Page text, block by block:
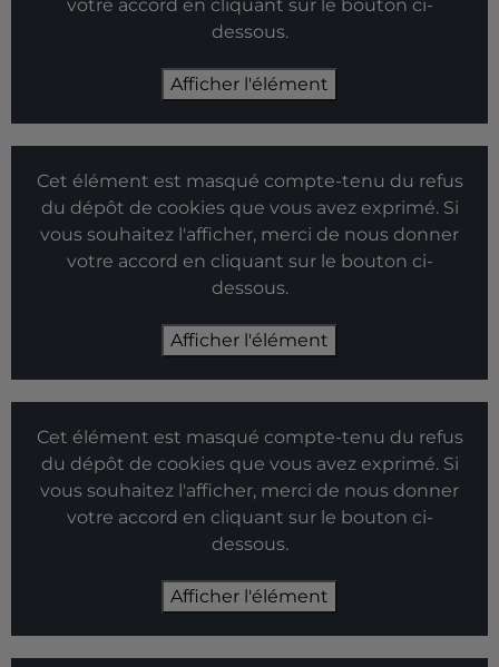
votre accord en cliquant sur le bouton ci-
dessous.
Afficher l'élément
Cet élément est masqué compte-tenu du refus
du dépôt de cookies que vous avez exprimé. Si
vous souhaitez l'afficher, merci de nous donner
votre accord en cliquant sur le bouton ci-
dessous.
Afficher l'élément
Cet élément est masqué compte-tenu du refus
du dépôt de cookies que vous avez exprimé. Si
vous souhaitez l'afficher, merci de nous donner
votre accord en cliquant sur le bouton ci-
dessous.
Afficher l'élément